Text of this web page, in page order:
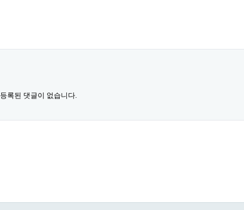
등록된 댓글이 없습니다.